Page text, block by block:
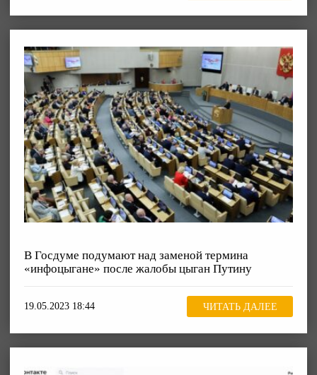
В Госдуме подумают над заменой термина
«инфоцыгане» после жалобы цыган Путину
19.05.2023 18:44 ЧИТАТЬ ДАЛЕЕ